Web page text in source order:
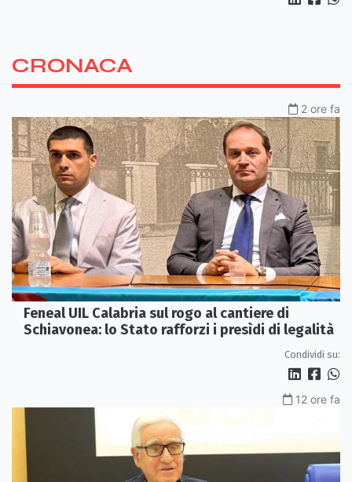
CRONACA
2 ore fa
Feneal UIL Calabria sul rogo al cantiere di
Schiavonea: lo Stato rafforzi i presìdi di legalità
Condividi su:
12 ore fa